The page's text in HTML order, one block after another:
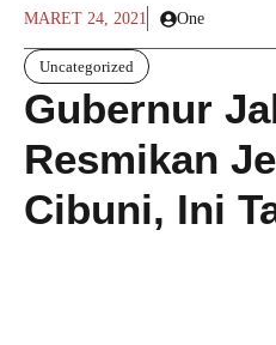
MARET 24, 2021 One
Uncategorized
Gubernur
Resmikan
Cibuni, Ini